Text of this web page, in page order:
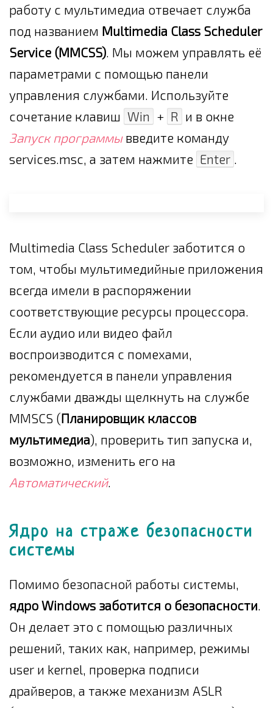
работу с мультимедиа отвечает служба
под названием Multimedia Class Scheduler
Service (MMCSS). Мы можем управлять её
параметрами с помощью панели
управления службами. Используйте
сочетание клавиш Win + R и в окне
Запуск программывведите команду
services.msc, а затем нажмите Enter .
Multimedia Class Scheduler заботится о
том, чтобы мультимедийные приложения
всегда имели в распоряжении
соответствующие ресурсы процессора.
Если аудио или видео файл
воспроизводится с помехами,
рекомендуется в панели управления
службами дважды щелкнуть на службе
MMSCS (Планировщик классов
мультимедиа), проверить тип запуска и,
возможно, изменить его на
Автоматический.
Ядро на страже безопасности
системы
Помимо безопасной работы системы,
ядро Windows заботится о безопасности.
Он делает это с помощью различных
решений, таких как, например, режимы
user и kernel, проверка подписи
драйверов, а также механизм ASLR